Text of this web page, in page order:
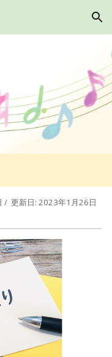
Skip to navigation
/ 更新日: 2023年1月26日